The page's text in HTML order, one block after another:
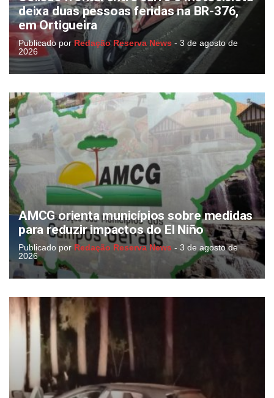
deixa duas pessoas feridas na BR-376,
em Ortigueira
Publicado por Redação Reserva News - 3 de agosto de
2026
AMCG orienta municípios sobre medidas
para reduzir impactos do El Niño
Publicado por Redação Reserva News - 3 de agosto de
2026